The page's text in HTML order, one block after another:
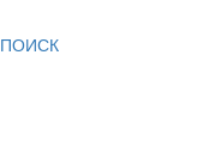
ПОИСК